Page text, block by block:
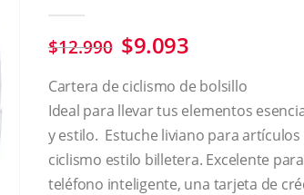
$12.990 $9.093
Cartera de ciclismo de bolsillo
Ideal para llevar tus elementos
y estilo. Estuche liviano para artículos
ciclismo estilo billetera. Excelente
teléfono inteligente, una tarjeta de